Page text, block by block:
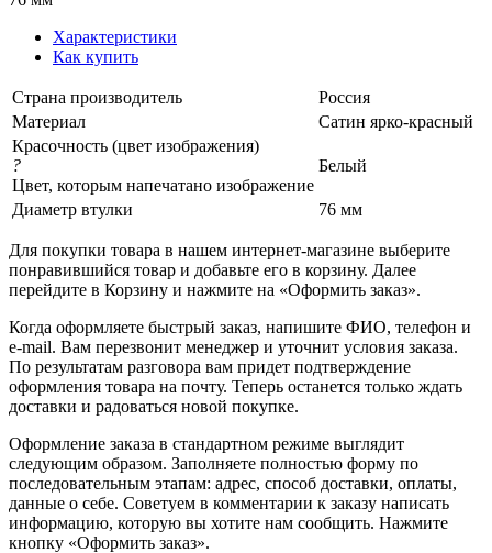
Характеристики
Как купить
Страна производитель
Россия
Материал
Сатин ярко-красный
Красочность (цвет изображения)
?
Цвет, которым напечатано изображение
Белый
Диаметр втулки 76 мм
Для покупки товара в нашем интернет-магазине выберите
понравившийся товар и добавьте его в корзину. Далее
перейдите в Корзину и нажмите на «Оформить заказ».
Когда оформляете быстрый заказ, напишите ФИО, телефон и
e-mail. Вам перезвонит менеджер и уточнит условия заказа.
По результатам разговора вам придет подтверждение
оформления товара на почту. Теперь останется только ждать
доставки и радоваться новой покупке.
Оформление заказа в стандартном режиме выглядит
следующим образом. Заполняете полностью форму по
последовательным этапам: адрес, способ доставки, оплаты,
данные о себе. Советуем в комментарии к заказу написать
информацию, которую вы хотите нам сообщить. Нажмите
кнопку «Оформить заказ».